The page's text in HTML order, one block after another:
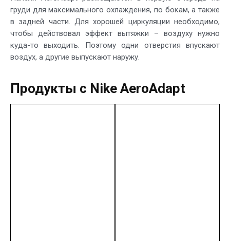
груди для максимального охлаждения, по бокам, а также
в задней части. Для хорошей циркуляции необходимо,
чтобы действовал эффект вытяжки – воздуху нужно
куда-то выходить. Поэтому одни отверстия впускают
воздух, а другие выпускают наружу.
Продукты с Nike AeroAdapt